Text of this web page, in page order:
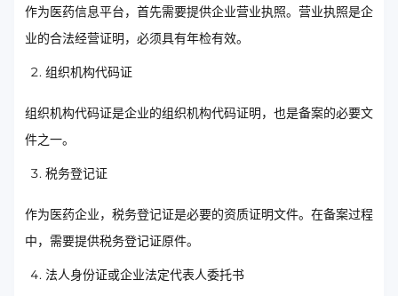
作为医药信息平台，首先需要提供企业营业执照。营业执照是企
业的合法经营证明，必须具有年检有效。
组织机构代码证
组织机构代码证是企业的组织机构代码证明，也是备案的必要文
件之一。
税务登记证
作为医药企业，税务登记证是必要的资质证明文件。在备案过程
中，需要提供税务登记证原件。
法人身份证或企业法定代表人委托书